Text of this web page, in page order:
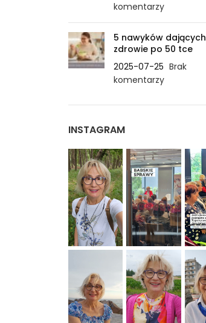
komentarzy
5 nawyków dających
zdrowie po 50 tce
2025-07-25 Brak
komentarzy
INSTAGRAM